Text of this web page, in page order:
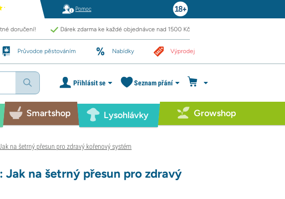
Pomoc
doručení! Dárek zdarma ke každé objednávce nad 1500 Kč
Průvodce pěstováním Nabídky Výprodej
Přihlásit se Seznam přání
Smartshop Lysohlávky Growshop
na šetrný přesun pro zdravý kořenový systém
Jak na šetrný přesun pro zdravý